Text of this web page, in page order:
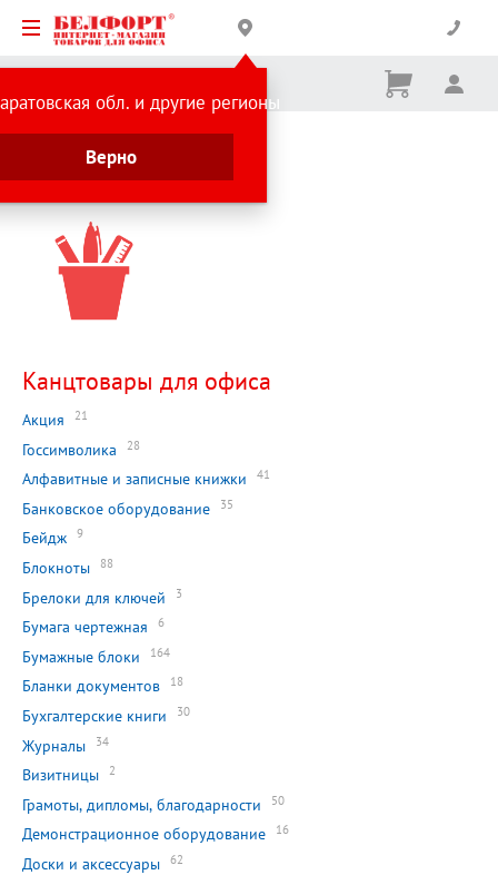
обл. и другие регионы
Верно
Корзина
Ничего
Главная страница
Каталог
Канцтовары для офиса
Акция 21
Госсимволика 28
Алфавитные и записные книжки 41
Банковское оборудование 35
Бейдж 9
Блокноты 88
Брелоки для ключей 3
Бумага чертежная 6
Бумажные блоки 164
Бланки документов 18
Бухгалтерские книги 30
Журналы 34
Визитницы 2
Грамоты, дипломы, благодарности 50
Демонстрационное оборудование 16
Доски и аксессуары 62